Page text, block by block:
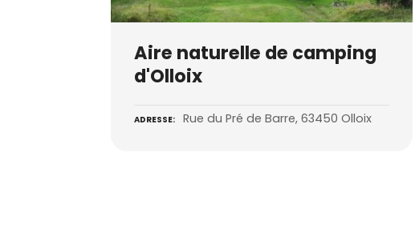
Aire naturelle de camping
d'Olloix
ADRESSE Rue du Pré de Barre, 63450 Olloix